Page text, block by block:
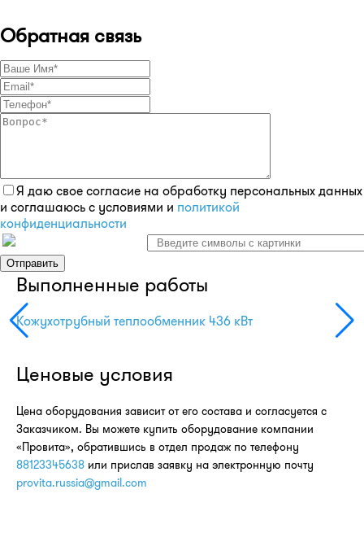
Обратная связь
Я даю свое согласие на обработку персональных данных
и соглашаюсь с условиями и политикой
конфиденциальности
Выполненные работы
Кожухотрубный теплообменник 436 кВт
Ценовые условия
Цена оборудования зависит от его состава и согласуется с
Заказчиком. Вы можете купить оборудование компании
«Провита», обратившись в отдел продаж по телефону
88123345638 или прислав заявку на электронную почту
provita.russia@gmail.com